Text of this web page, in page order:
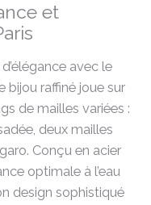
et
avec le
bijou raffiné joue sur
de mailles variées :
deux mailles
Conçu en acier
optimale à l’eau
design sophistiqué